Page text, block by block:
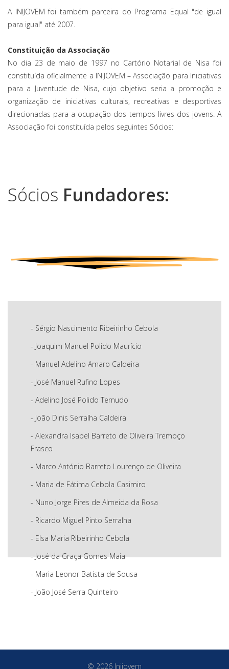
A INIJOVEM foi também parceira do Programa Equal "de igual
para igual" até 2007.
Constituição da Associação
No dia 23 de maio de 1997 no Cartório Notarial de Nisa foi
constituída oficialmente a INIJOVEM – Associação para Iniciativas
para a Juventude de Nisa, cujo objetivo seria a promoção e
organização de iniciativas culturais, recreativas e desportivas
direcionadas para a ocupação dos tempos livres dos jovens. A
Associação foi constituída pelos seguintes Sócios:
Sócios Fundadores:
- Sérgio Nascimento Ribeirinho Cebola
- Joaquim Manuel Polido Maurício
- Manuel Adelino Amaro Caldeira
- José Manuel Rufino Lopes
- Adelino José Polido Temudo
- João Dinis Serralha Caldeira
- Alexandra Isabel Barreto de Oliveira Tremoço
Frasco
- Marco António Barreto Lourenço de Oliveira
- Maria de Fátima Cebola Casimiro
- Nuno Jorge Pires de Almeida da Rosa
- Ricardo Miguel Pinto Serralha
- Elsa Maria Ribeirinho Cebola
- José da Graça Gomes Maia
- Maria Leonor Batista de Sousa
- João José Serra Quinteiro
© 2026 Inijovem